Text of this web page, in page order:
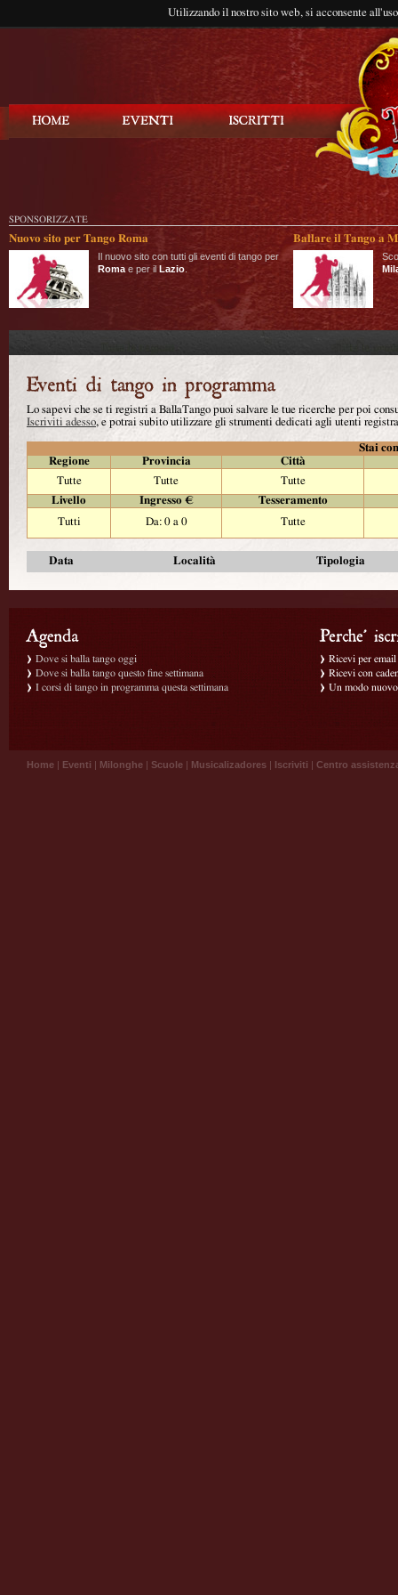
Utilizzando il nostro sito web, si acconsente
SPONSORIZZATE
Nuovo sito per Tango Roma
Il nuovo sito con tutti gli eventi di tango per
Roma e per il Lazio
Ballare il Tango a
Lo sapevi che se ti registri a BallaTango puoi salvare le tue ricerche per poi
Iscriviti adesso, e potrai subito utilizzare gli strumenti dedicati agli utenti
Stai
Regione
Provincia
Città
Tutte
Tutte
Tutte
Livello
Ingresso €
Tesseramento
Tutti
Da: 0 a 0 Tutte
Data Località Tipologia
Dove si balla tango oggi
Dove si balla tango questo fine settimana
I corsi di tango in programma questa settimana
Ricevi per
Ricevi con
Un modo
Home | Eventi | Milonghe | Scuole | Musicalizadores | Iscriviti | Centro